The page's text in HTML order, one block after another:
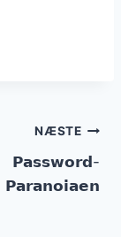
NÆSTE
𝗣𝗮𝘀𝘀𝘄𝗼𝗿𝗱-
𝗣𝗮𝗿𝗮𝗻𝗼𝗶𝗮𝗲𝗻